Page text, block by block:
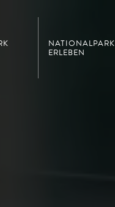
NATIONALPARK
ERLEBEN